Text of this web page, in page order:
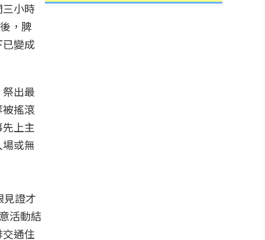
小時
，脾
變成
出最
搖滾
上主
或無
見證才
活動結
通住